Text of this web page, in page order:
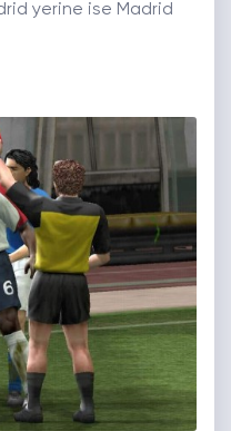
yerine ise Madrid